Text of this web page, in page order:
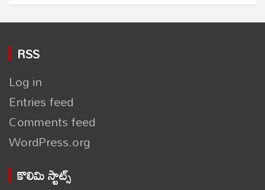
RSS
Log in
Entries feed
Comments feed
WordPress.org
కొలిమి స్టాట్స్